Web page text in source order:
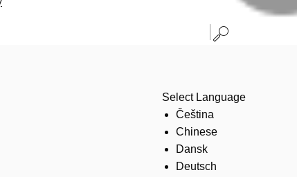
Select Language
Čeština
Chinese
Dansk
Deutsch